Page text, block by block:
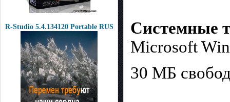
R-Studio 5.4.134120 Portable RUS
Системные
Microsoft
30 МБ